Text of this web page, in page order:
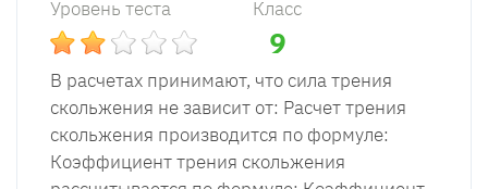
Уровень теста Класс
9
В расчетах принимают, что сила трения
скольжения не зависит от: Расчет трения
скольжения производится по формуле:
Коэффициент трения скольжения